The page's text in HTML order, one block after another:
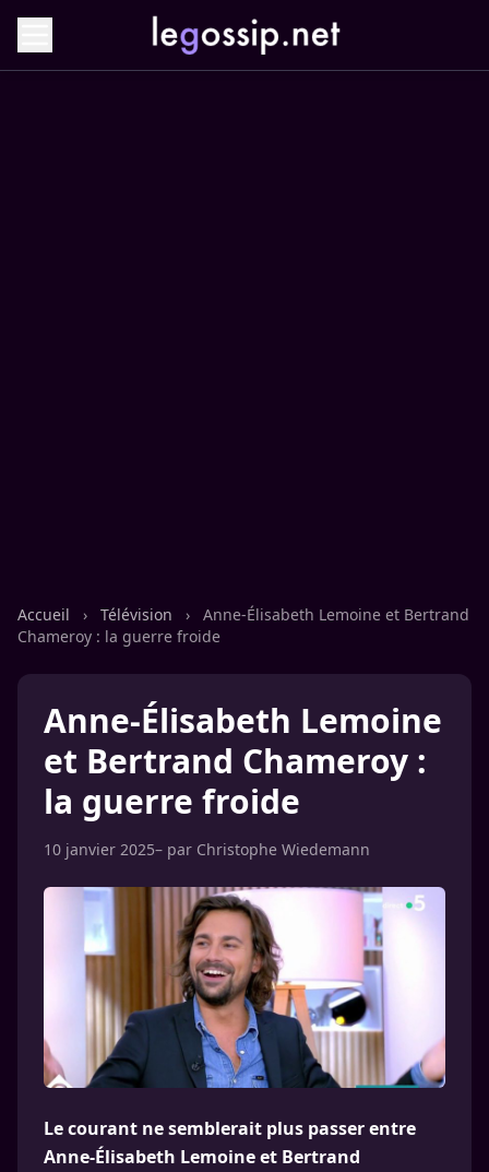
Accueil › Télévision ›
Anne-Élisabeth Lemoine et Bertrand
Chameroy : la guerre froide
Anne-Élisabeth Lemoine
et Bertrand Chameroy :
la guerre froide
10 janvier 2025– par Christophe Wiedemann
Le courant ne semblerait plus passer entre
Anne-Élisabeth Lemoine et Bertrand